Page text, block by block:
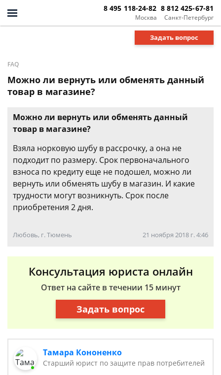
Москва
8 495 118-24-82
Санкт-Петербург
8 812 425-67-81
Задать вопрос
FAQ
Можно ли вернуть или обменять данный
товар в магазине?
Можно ли вернуть или обменять данный
товар в магазине?
Взяла норковую шубу в рассрочку, а она не
подходит по размеру. Срок первоначального
взноса по кредиту еще не подошел, можно ли
вернуть или обменять шубу в магазин. И какие
трудности могут возникнуть. Срок после
приобретения 2 дня.
Любовь, г. Тюмень 21 ноября 2018 г. 4:46
Консультация юриста онлайн
Ответ на сайте в течении 15 минут
Задать вопрос
Тамара Кононенко
Старший юрист по защите прав потребителей